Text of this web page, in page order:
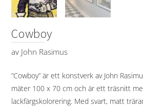
Cowboy
av John Rasimus
”Cowboy” är ett konstverk av John
mäter 100 x 70 cm och är ett träsnitt
lackfärgskolorering. Med svart, matt